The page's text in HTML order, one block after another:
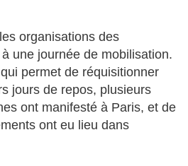
organisations des
une journée de mobilisation.
permet de réquisitionner
jours de repos, plusieurs
ont manifesté à Paris, et de
ont eu lieu dans